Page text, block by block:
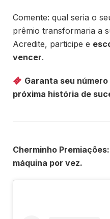
Comente: qual seria o
prêmio transformaria a
Acredite, participe e
vencer.
Garanta seu
próxima história de
Cherminho
máquina por vez.